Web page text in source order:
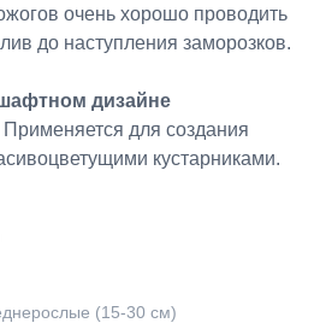
очень хорошо проводить
до наступления заморозков.
дизайне
для создания
кустарниками.
(15-30 см)